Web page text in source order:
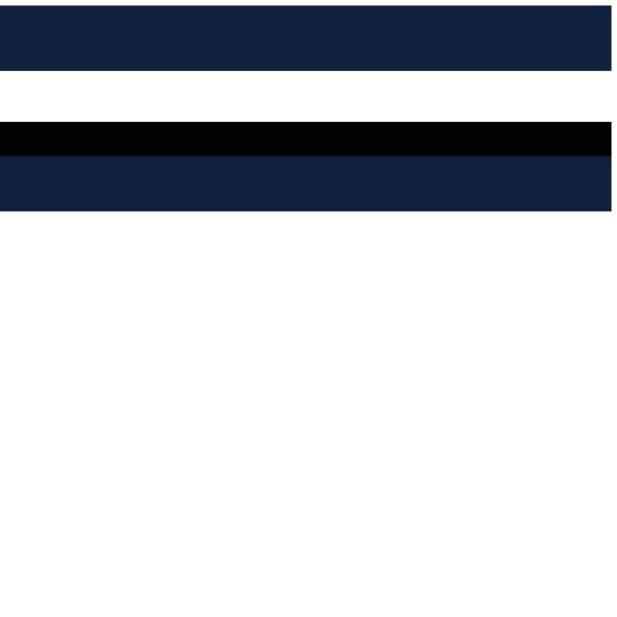
Rehau
И Лоджий В Москве По Низкой Цене
Проектов. Опыт УК «Резиденс» И Эмада Салех
На 2024 Год
Обеспечения В Бизнесе
Вам Нужно Знать
Цена Ниже В СПб